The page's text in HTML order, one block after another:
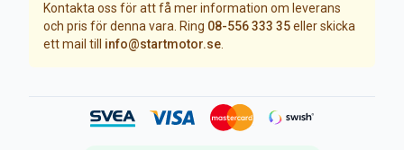
Kontakta oss för att få mer information om leverans
och pris för denna vara. Ring 08-556 333 35eller skicka
ett mail till
info@startmotor.se